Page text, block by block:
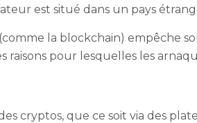
est situé dans un pays
la blockchain) empêche
raisons pour lesquelles les
cryptos, que ce soit via des